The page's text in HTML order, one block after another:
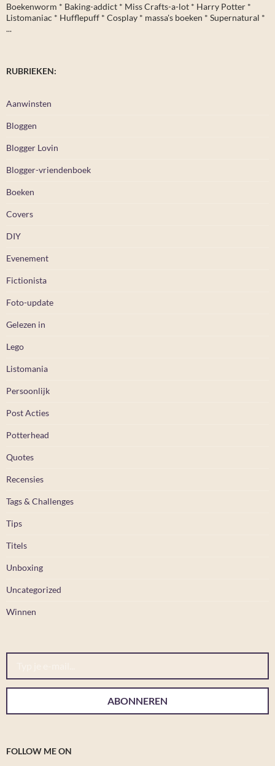
Boekenworm * Baking-addict * Miss Crafts-a-lot * Harry Potter *
Listomaniac * Hufflepuff * Cosplay * massa's boeken * Supernatural *
...
RUBRIEKEN:
Aanwinsten
Bloggen
Blogger Lovin
Blogger-vriendenboek
Boeken
Covers
DIY
Evenement
Fictionista
Foto-update
Gelezen in
Lego
Listomania
Persoonlijk
Post Acties
Potterhead
Quotes
Recensies
Tags & Challenges
Tips
Titels
Unboxing
Uncategorized
Winnen
Typ je e-mail...
ABONNEREN
FOLLOW ME ON